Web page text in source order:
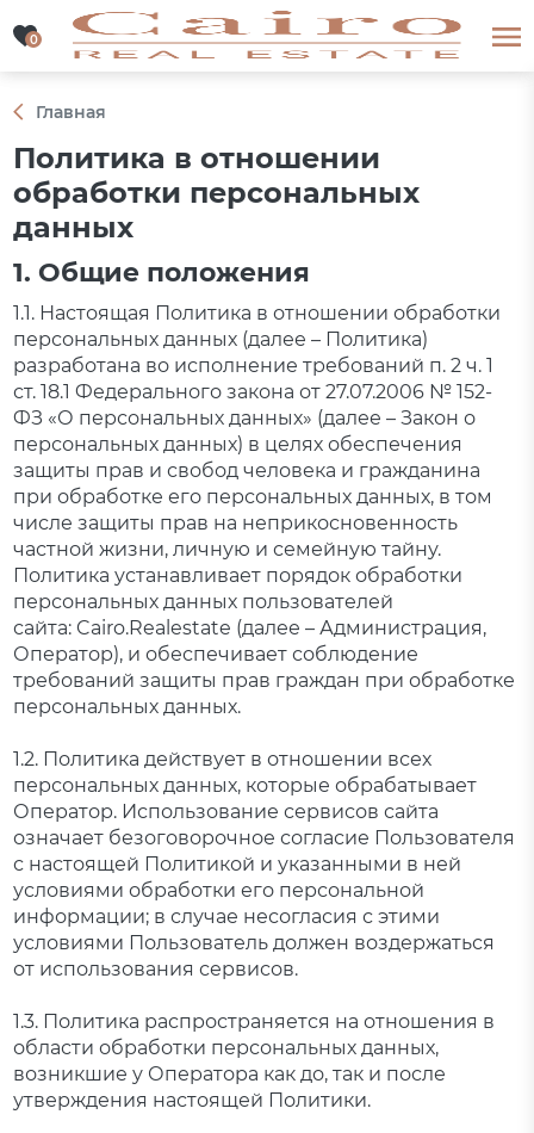
0
0
Главная
Политика в отношении
обработки персональных
данных
1. Общие положения
1.1. Настоящая Политика в отношении обработки
персональных данных (далее – Политика)
разработана во исполнение требований п. 2 ч. 1
ст. 18.1 Федерального закона от 27.07.2006 № 152-
ФЗ «О персональных данных» (далее – Закон о
персональных данных) в целях обеспечения
защиты прав и свобод человека и гражданина
при обработке его персональных данных, в том
числе защиты прав на неприкосновенность
частной жизни, личную и семейную тайну.
Политика устанавливает порядок обработки
персональных данных пользователей
сайта: Cairo.Realestate (далее – Администрация,
Оператор), и обеспечивает соблюдение
требований защиты прав граждан при обработке
персональных данных.
1.2. Политика действует в отношении всех
персональных данных, которые обрабатывает
Оператор. Использование сервисов сайта
означает безоговорочное согласие Пользователя
с настоящей Политикой и указанными в ней
условиями обработки его персональной
информации; в случае несогласия с этими
условиями Пользователь должен воздержаться
от использования сервисов.
1.3. Политика распространяется на отношения в
области обработки персональных данных,
возникшие у Оператора как до, так и после
утверждения настоящей Политики.